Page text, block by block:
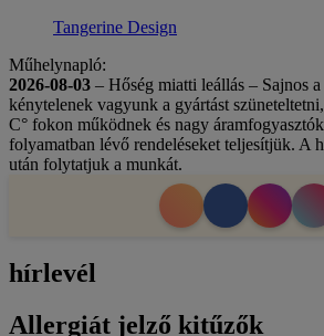
Tangerine Design
Műhelynapló:
2026-08-03 – Hőség miatti leállás – Sajnos
kénytelenek vagyunk a gyártást
C° fokon működnek és nagy
folyamatban lévő rendeléseket teljesítjük. A
után folytatjuk a munkát.
hírlevél
Allergiát jelző kitűzők